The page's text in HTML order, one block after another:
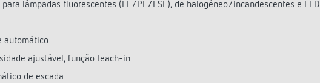
lâmpadas fluorescentes (FL/PL/ESL), de halogéneo/incandescentes e LED
automático
ajustável, função Teach-in
de escada